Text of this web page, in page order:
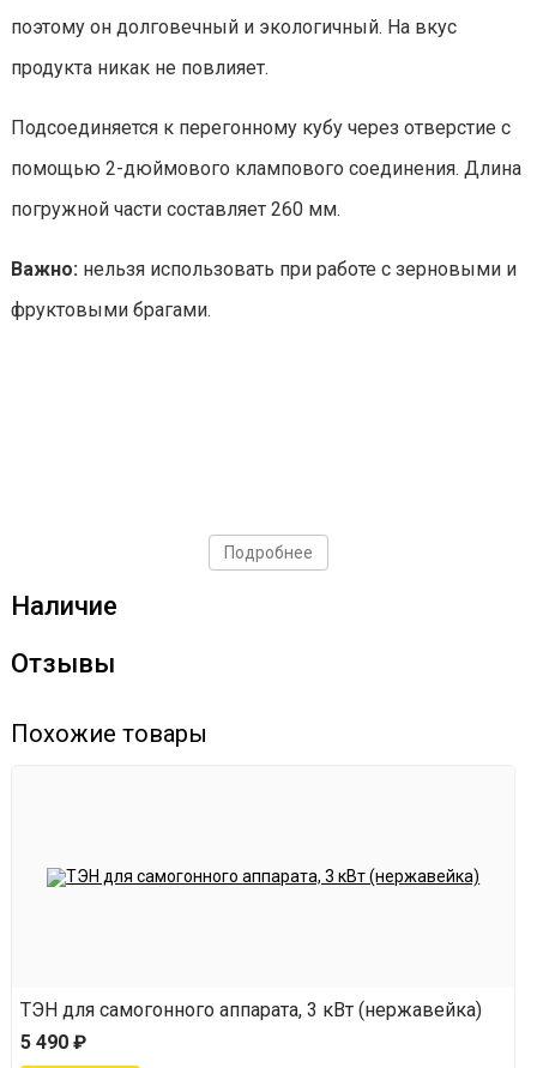
поэтому он долговечный и экологичный. На вкус
продукта никак не повлияет.
Подсоединяется к перегонному кубу через отверстие с
помощью 2-дюймового клампового соединения. Длина
погружной части составляет 260 мм.
Важно: нельзя использовать при работе с зерновыми и
фруктовыми брагами.
Подробнее
Наличие
Отзывы
Похожие товары
ТЭН для самогонного аппарата, 3 кВт (нержавейка)
5 490 ₽